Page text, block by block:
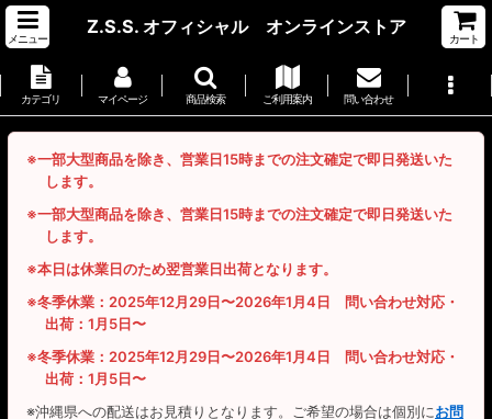
メニュー
Z.S.S. オフィシャル オンラインストア
カート
カテゴリ マイページ 商品検索 ご利用案内 問い合わせ
※一部大型商品を除き、営業日15時までの注文確定で即日発送いた
します。
※一部大型商品を除き、営業日15時までの注文確定で即日発送いた
します。
※本日は休業日のため翌営業日出荷となります。
※冬季休業：2025年12月29日〜2026年1月4日 問い合わせ対応・
出荷：1月5日〜
※冬季休業：2025年12月29日〜2026年1月4日 問い合わせ対応・
出荷：1月5日〜
※沖縄県への配送はお見積りとなります。ご希望の場合は個別にお問